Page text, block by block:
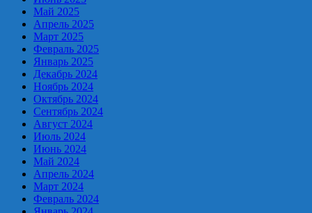
Май 2025
Апрель 2025
Март 2025
Февраль 2025
Январь 2025
Декабрь 2024
Ноябрь 2024
Октябрь 2024
Сентябрь 2024
Август 2024
Июль 2024
Июнь 2024
Май 2024
Апрель 2024
Март 2024
Февраль 2024